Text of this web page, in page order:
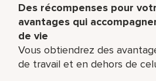
Des récompenses pour
avantages qui
de vie
Vous obtiendrez des
de travail et en dehors de